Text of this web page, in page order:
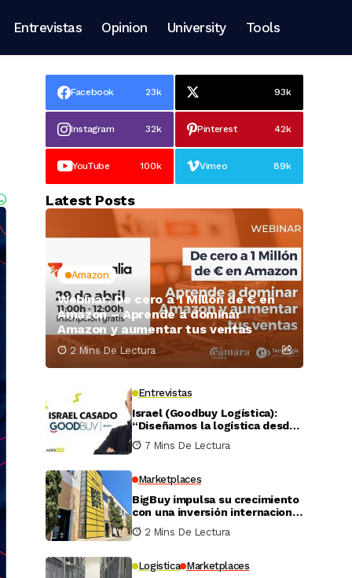
Entrevistas Opinion University Tools
Facebook 23k 93k
Instagram 32k Pinterest 42k
YouTube 100k Vimeo 89k
Latest Posts
Amazon
Webinar: De cero a 1 Millón de € en
Amazon – Aprende a dominar
Amazon y aumentar tus ventas
2 Mins De Lectura
Entrevistas
Israel (Goodbuy Logística):
“Diseñamos la logística desde
el lado real del vendedor
online”
7 Mins De Lectura
Marketplaces
BigBuy impulsa su crecimiento
con una inversión internacional
de 4 millones
2 Mins De Lectura
Logistica Marketplaces